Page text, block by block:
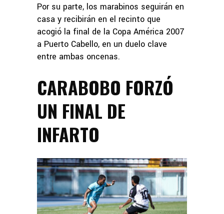
Por su parte, los marabinos seguirán en
casa y recibirán en el recinto que
acogió la final de la Copa América 2007
a Puerto Cabello, en un duelo clave
entre ambas oncenas.
CARABOBO FORZÓ
UN FINAL DE
INFARTO